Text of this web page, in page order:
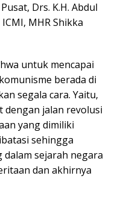
Drs. K.H. Abdul
MHR Shikka
untuk mencapai
berada di
segala cara. Yaitu,
dengan jalan revolusi
yang dimiliki
sehingga
sejarah negara
dan akhirnya